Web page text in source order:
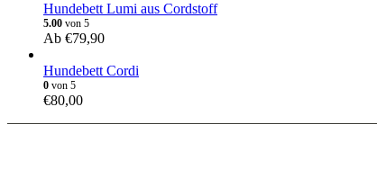
Hundebett Lumi aus Cordstoff
5.00 von 5
Ab €79,90
Hundebett Cordi
0 von 5
€80,00